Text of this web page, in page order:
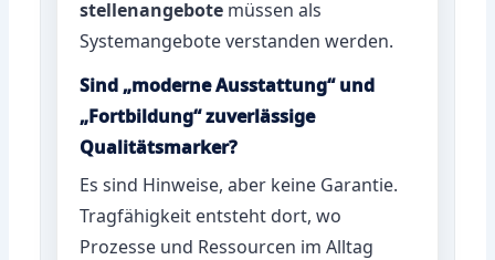
stellenangebote müssen als
Systemangebote verstanden werden.
Sind „moderne Ausstattung“ und
„Fortbildung“ zuverlässige
Qualitätsmarker?
Es sind Hinweise, aber keine Garantie.
Tragfähigkeit entsteht dort, wo
Prozesse und Ressourcen im Alltag